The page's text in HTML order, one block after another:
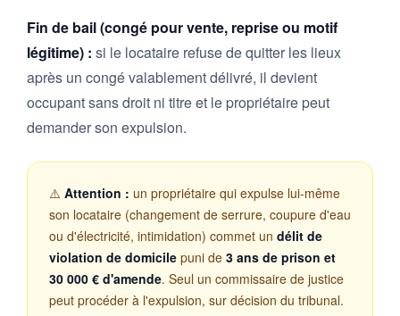
Fin de bail (congé pour vente, reprise ou motif
légitime) : si le locataire refuse de quitter les lieux
après un congé valablement délivré, il devient
occupant sans droit ni titre et le propriétaire peut
demander son expulsion.
⚠️ Attention : un propriétaire qui expulse lui-même
son locataire (changement de serrure, coupure d'eau
ou d'électricité, intimidation) commet un délit de
violation de domicile puni de 3 ans de prison et
30 000 € d'amende. Seul un commissaire de justice
peut procéder à l'expulsion, sur décision du tribunal.